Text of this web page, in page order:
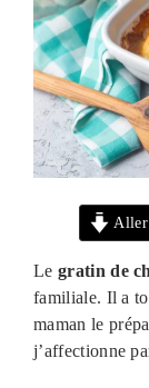
Aller
Le gratin de
familiale. Il a
maman le
j’affectionne